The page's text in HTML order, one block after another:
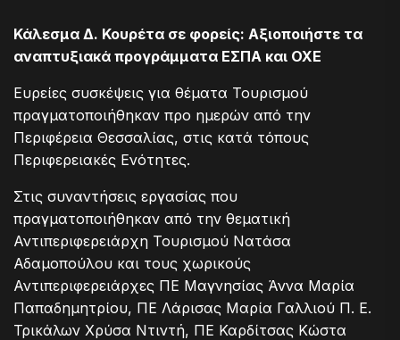
Κάλεσμα Δ. Κουρέτα σε φορείς: Αξιοποιήστε τα
αναπτυξιακά προγράμματα ΕΣΠΑ και ΟΧΕ
Ευρείες συσκέψεις για θέματα Τουρισμού
πραγματοποιήθηκαν προ ημερών από την
Περιφέρεια Θεσσαλίας, στις κατά τόπους
Περιφερειακές Ενότητες.
Στις συναντήσεις εργασίας που
πραγματοποιήθηκαν από την θεματική
Αντιπεριφερειάρχη Τουρισμού Νατάσα
Αδαμοπούλου και τους χωρικούς
Αντιπεριφερειάρχες ΠΕ Μαγνησίας Άννα Μαρία
Παπαδημητρίου, ΠΕ Λάρισας Μαρία Γαλλιού Π. Ε.
Τρικάλων Χρύσα Ντιντή, ΠΕ Καρδίτσας Κώστα